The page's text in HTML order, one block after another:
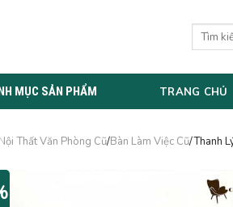
Tìm
MỤC SẢN PHẨM TRANG CHỦ
Nội Thất Văn Phòng Cũ/Bàn Làm Việc Cũ/Thanh